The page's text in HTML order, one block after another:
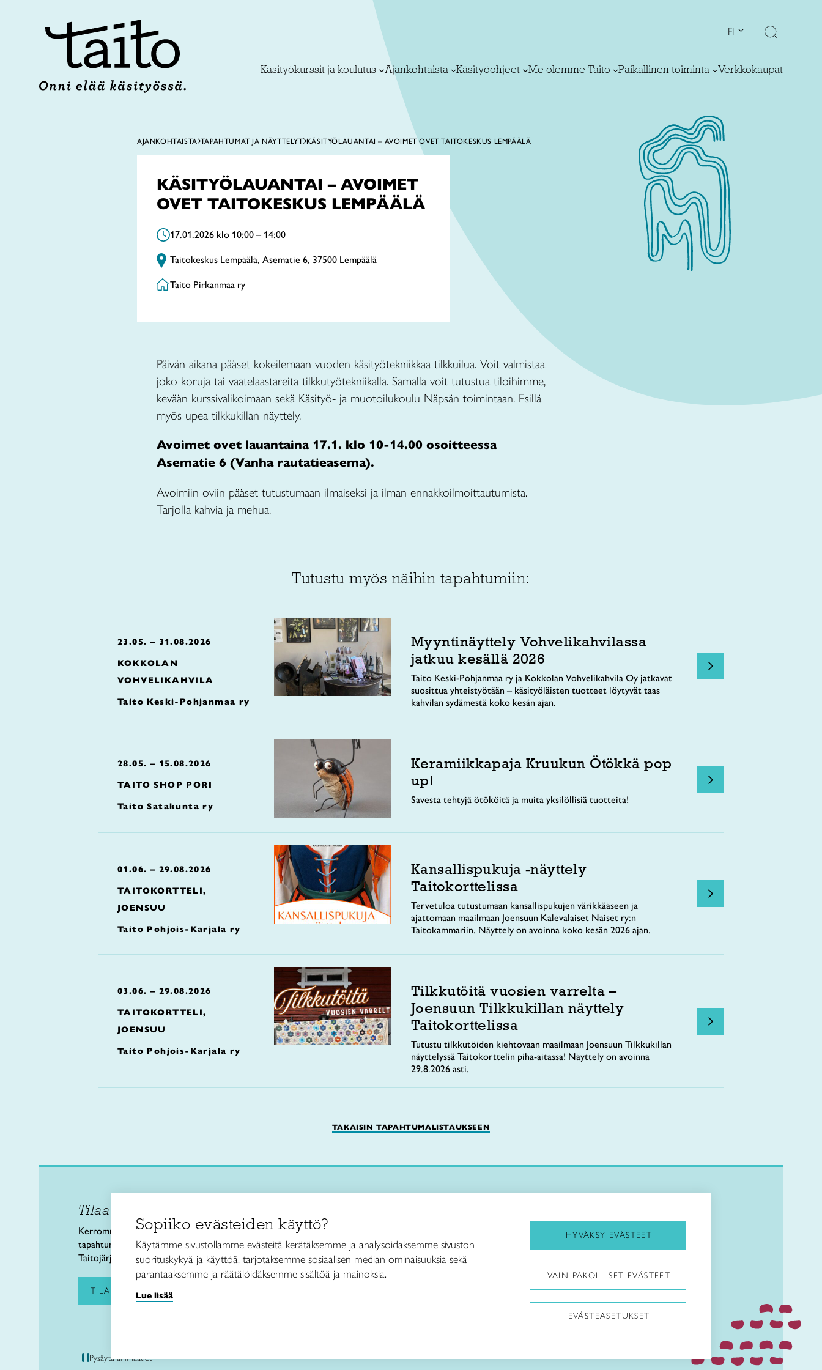
FI
Käsityökurssit ja koulutus Ajankohtaista Käsityöohjeet Me olemme Taito Paikallinen toiminta Verkkokaupat
AJANKOHTAISTA TAPAHTUMAT JA NÄYTTELYT KÄSITYÖLAUANTAI – AVOIMET OVET TAITOKESKUS LEMPÄÄLÄ
KÄSITYÖLAUANTAI – AVOIMET
OVET TAITOKESKUS LEMPÄÄLÄ
17.01.2026 klo 10:00 – 14:00
Taitokeskus Lempäälä, Asematie 6, 37500 Lempäälä
Taito Pirkanmaa ry
Päivän aikana pääset kokeilemaan vuoden käsityötekniikkaa tilkkuilua. Voit valmistaa
joko koruja tai vaatelaastareita tilkkutyötekniikalla. Samalla voit tutustua tiloihimme,
kevään kurssivalikoimaan sekä Käsityö- ja muotoilukoulu Näpsän toimintaan. Esillä
myös upea tilkkukillan näyttely.
Avoimet ovet lauantaina 17.1. klo 10-14.00 osoitteessa
Asematie 6 (Vanha rautatieasema).
Avoimiin oviin pääset tutustumaan ilmaiseksi ja ilman ennakkoilmoittautumista.
Tarjolla kahvia ja mehua.
Tutustu myös näihin tapahtumiin:
23.05. – 31.08.2026
KOKKOLAN
VOHVELIKAHVILA
Taito Keski-Pohjanmaa ry
Myyntinäyttely Vohvelikahvilassa
jatkuu kesällä 2026
Taito Keski-Pohjanmaa ry ja Kokkolan Vohvelikahvila Oy jatkavat
suosittua yhteistyötään – käsityöläisten tuotteet löytyvät taas
kahvilan sydämestä koko kesän ajan.
28.05. – 15.08.2026
TAITO SHOP PORI
Taito Satakunta ry
Keramiikkapaja Kruukun Ötökkä pop
up!
Savesta tehtyjä ötököitä ja muita yksilöllisiä tuotteita!
01.06. – 29.08.2026
TAITOKORTTELI,
JOENSUU
Taito Pohjois-Karjala ry
Kansallispukuja -näyttely
Taitokorttelissa
Tervetuloa tutustumaan kansallispukujen värikkääseen ja
ajattomaan maailmaan Joensuun Kalevalaiset Naiset ry:n
Taitokammariin. Näyttely on avoinna koko kesän 2026 ajan.
03.06. – 29.08.2026
TAITOKORTTELI,
JOENSUU
Taito Pohjois-Karjala ry
Tilkkutöitä vuosien varrelta –
Joensuun Tilkkukillan näyttely
Taitokorttelissa
Tutustu tilkkutöiden kiehtovaan maailmaan Joensuun Tilkkukillan
näyttelyssä Taitokorttelin piha-aitassa! Näyttely on avoinna
29.8.2026 asti.
TAKAISIN TAPAHTUMALISTAUKSEEN
Tilaa uutiskirje
Kerromme käsityön valtakunnallisista
tapahtumista ja uutisista sekä
Taitojärjestön toiminnasta.
TILAA UUTISKIRJE
Pysäytä animaatiot
Käsi- ja taideteollisuusliitto Taito ry
Kalevankatu 61
00180 Helsinki
puh. 040 7525 160
Käsityöohjeet
Me olemme Taito
Kirjaudu Taitocampukseen
Taitoliitto:
Taito-lehti:
Sopiiko evästeiden käyttö?
Käytämme sivustollamme evästeitä kerätäksemme ja analysoidaksemme sivuston
suorituskykyä ja käyttöä, tarjotaksemme sosiaalisen median ominaisuuksia sekä
parantaaksemme ja räätälöidäksemme sisältöä ja mainoksia.
Lue lisää
HYVÄKSY EVÄSTEET
VAIN PAKOLLISET EVÄSTEET
EVÄSTEASETUKSET